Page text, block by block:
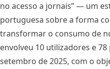
no acesso a jornais” — um
portuguesa sobre a forma
transformar o consumo de
envolveu 10 utilizadores e
setembro de 2025, com o